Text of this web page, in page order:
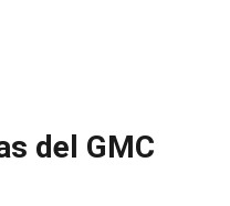
del GMC